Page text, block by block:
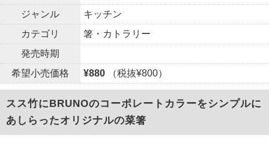
ジャンル
キッチン
カテゴリ
箸・カトラリー
発売時期
希望小売価格
¥880 （税抜¥800）
スス竹にBRUNOのコーポレートカラーをシンプルに
あしらったオリジナルの菜箸